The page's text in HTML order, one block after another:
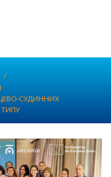
/
СУДИННИХ
ТИПУ